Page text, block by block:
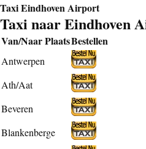
Taxi Eindhoven Airport
Taxi naar Eindhoven
Van/Naar PlaatsBestellen
Antwerpen
Ath/Aat
Beveren
Blankenberge